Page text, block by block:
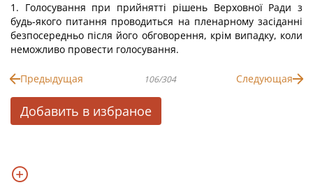
1. Голосування при прийнятті рішень Верховної Ради з
будь-якого питання проводиться на пленарному засіданні
безпосередньо після його обговорення, крім випадку, коли
неможливо провести голосування.
Предыдущая 106/304 Следующая
Добавить в избраное